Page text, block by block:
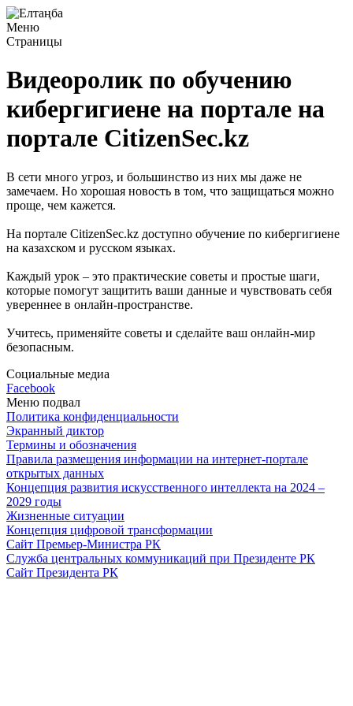
Меню
Страницы
Видеоролик по обучению
кибергигиене на портале на
портале CitizenSec.kz
В сети много угроз, и большинство из них мы даже не
замечаем. Но хорошая новость в том, что защищаться можно
проще, чем кажется.
На портале CitizenSec.kz доступно обучение по кибергигиене
на казахском и русском языках.
Каждый урок – это практические советы и простые шаги,
которые помогут защитить ваши данные и чувствовать себя
увереннее в онлайн-пространстве.
Учитесь, применяйте советы и сделайте ваш онлайн-мир
безопасным.
Социальные медиа
Facebook
Меню подвал
Политика конфиденциальности
Экранный диктор
Термины и обозначения
Правила размещения информации на интернет-портале
открытых данных
Концепция развития искусственного интеллекта на 2024 –
2029 годы
Жизненные ситуации
Концепция цифровой трансформации
Сайт Премьер-Министра РК
Служба центральных коммуникаций при Президенте РК
Сайт Президента РК